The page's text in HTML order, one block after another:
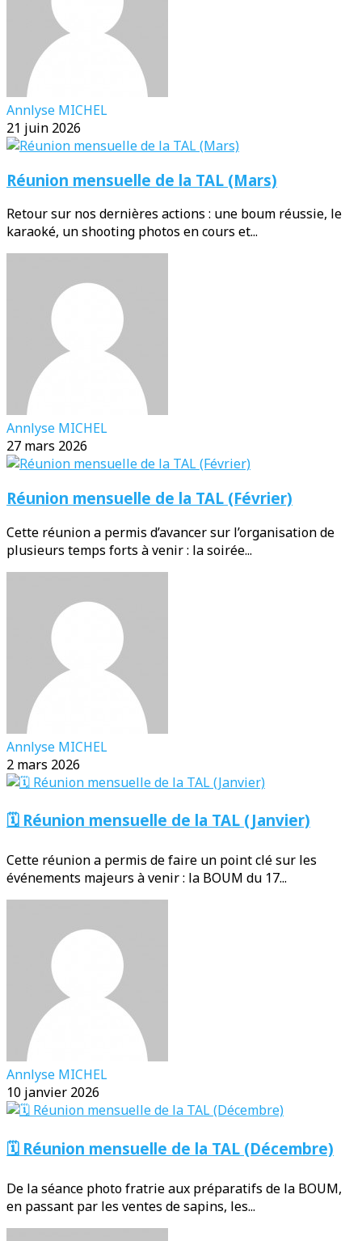
Annlyse MICHEL
21 juin 2026
Réunion mensuelle de la TAL (Mars)
Retour sur nos dernières actions : une boum réussie, le
karaoké, un shooting photos en cours et...
Annlyse MICHEL
27 mars 2026
Réunion mensuelle de la TAL (Février)
Cette réunion a permis d’avancer sur l’organisation de
plusieurs temps forts à venir : la soirée...
Annlyse MICHEL
2 mars 2026
🗓️ Réunion mensuelle de la TAL (Janvier)
Cette réunion a permis de faire un point clé sur les
événements majeurs à venir : la BOUM du 17...
Annlyse MICHEL
10 janvier 2026
🗓️ Réunion mensuelle de la TAL (Décembre)
De la séance photo fratrie aux préparatifs de la BOUM,
en passant par les ventes de sapins, les...